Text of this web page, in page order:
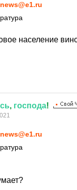
news@e1.ru
население
, господа!
news@e1.ru